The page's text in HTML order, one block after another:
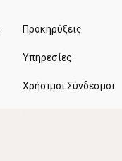
Προκηρύξεις
Υπηρεσίες
Χρήσιμοι Σύνδεσμοι